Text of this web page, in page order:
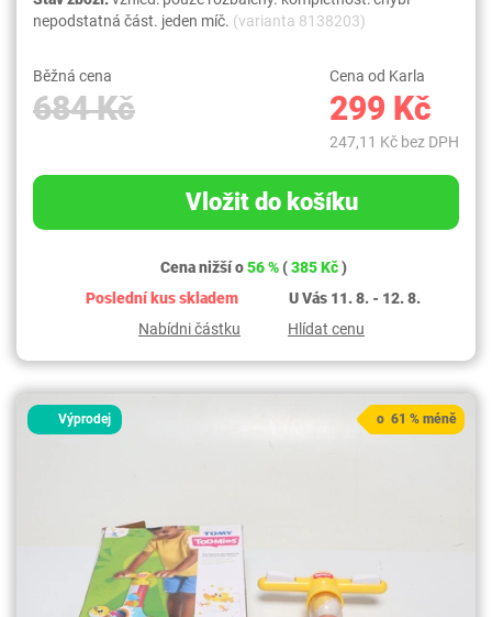
nepodstatná část. jeden míč. (varianta 8138203)
Běžná cena
684 Kč
Cena od Karla
299 Kč
247,11 Kč bez DPH
Vložit do košíku
Cena nižší o56 %(385 Kč)
Poslední kus skladem
U Vás 11. 8. - 12. 8.
Nabídni částku
Hlídat cenu
Výprodej o 61 % méně